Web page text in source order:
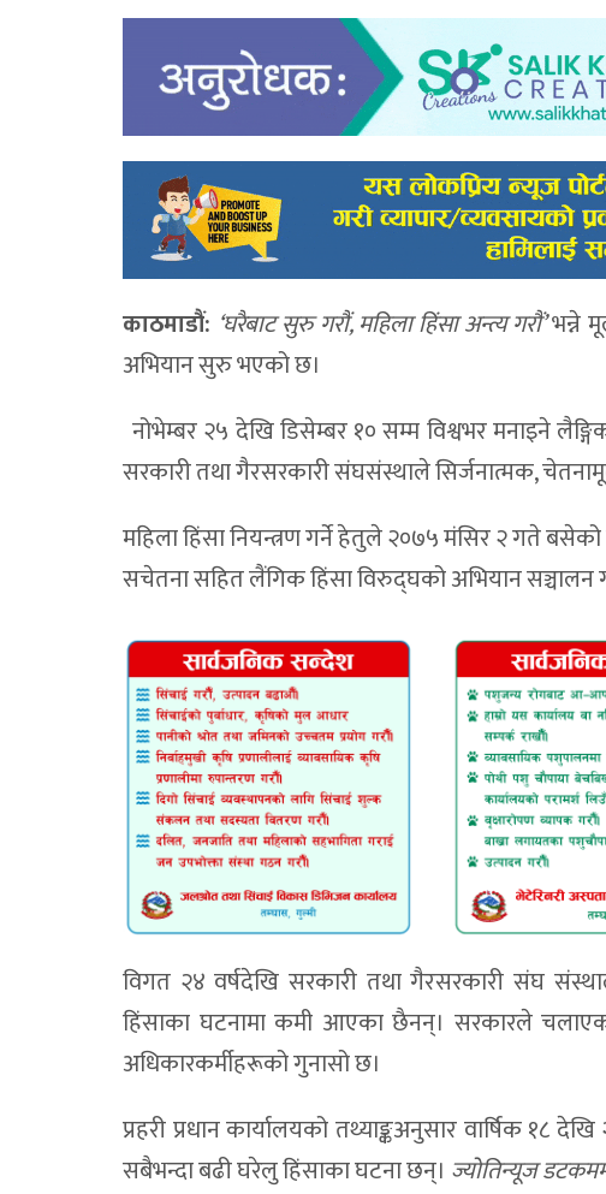
काठमाडौं: ‘घरैबाट सुरु गरौं, महिला हिंसा अन्त्य गरौं’भन्ने
अभियान सुरु भएको छ।
नोभेम्बर २५ देखि डिसेम्बर १० सम्म विश्वभर मनाइने
सरकारी तथा गैरसरकारी संघसंस्थाले सिर्जनात्मक,
महिला हिंसा नियन्त्रण गर्ने हेतुले २०७५ मंसिर २ गते
सचेतना सहित लैंगिक हिंसा विरुद्घको अभियान सञ्चालन
विगत २४ वर्षदेखि सरकारी तथा गैरसरकारी संघ
हिंसाका घटनामा कमी आएका छैनन्। सरकारले
अधिकारकर्मीहरूको गुनासो छ।
प्रहरी प्रधान कार्यालयको तथ्याङ्कअनुसार वार्षिक १८
सबैभन्दा बढी घरेलु हिंसाका घटना छन्। ज्योतिन्यूज